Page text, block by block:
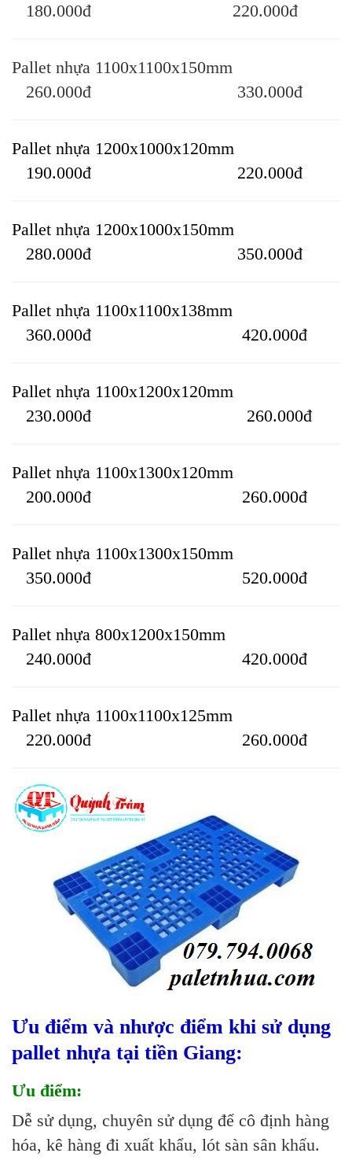
180.000đ 220.000đ
Pallet nhựa 1100x1100x150mm
260.000đ 330.000đ
Pallet nhựa 1200x1000x120mm
190.000đ 220.000đ
Pallet nhựa 1200x1000x150mm
280.000đ 350.000đ
Pallet nhựa 1100x1100x138mm
360.000đ 420.000đ
Pallet nhựa 1100x1200x120mm
230.000đ 260.000đ
Pallet nhựa 1100x1300x120mm
200.000đ 260.000đ
Pallet nhựa 1100x1300x150mm
350.000đ 520.000đ
Pallet nhựa 800x1200x150mm
240.000đ 420.000đ
Pallet nhựa 1100x1100x125mm
220.000đ 260.000đ
Ưu điểm và nhược điểm khi sử dụng
pallet nhựa tại tiền Giang:
Ưu điểm:
Dễ sử dụng, chuyên sử dụng để cô định hàng
hóa, kê hàng đi xuất khẩu, lót sàn sân khấu.